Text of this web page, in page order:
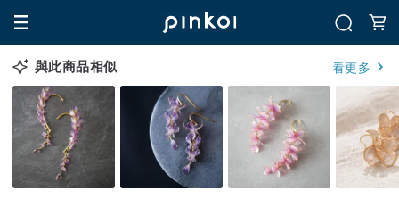
與此商品相似 看更多